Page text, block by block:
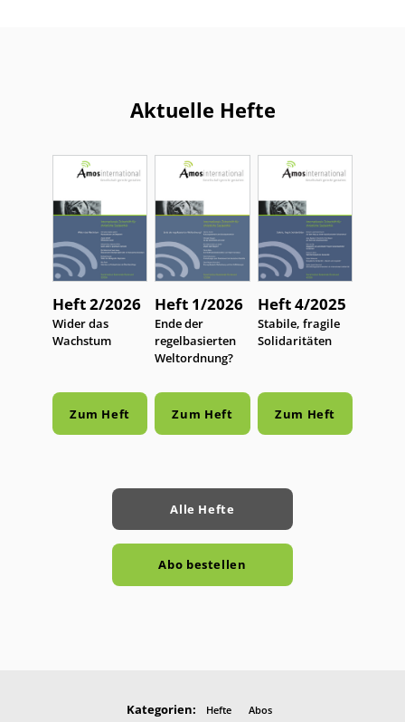
Aktuelle Hefte
Heft 2/2026
:
Wider das
Wachstum
Zum Heft
Heft 1/2026
:
Ende der
regelbasierten
Weltordnung?
Zum Heft
Heft 4/2025
:
Stabile, fragile
Solidaritäten
Zum Heft
Alle Hefte
Abo bestellen
Kategorien: Hefte Abos